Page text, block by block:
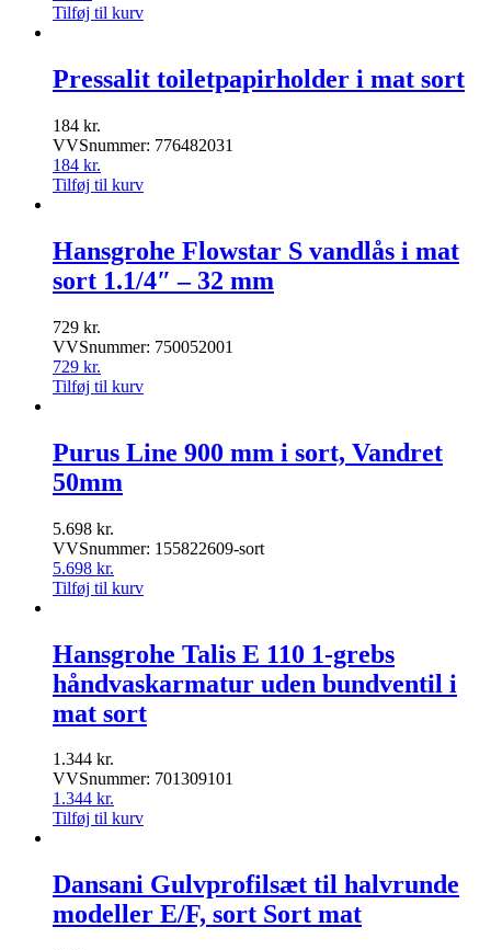
Tilføj til kurv
Pressalit toiletpapirholder i mat sort
184 kr.
VVSnummer: 776482031
184 kr.
Tilføj til kurv
Hansgrohe Flowstar S vandlås i mat
sort 1.1/4″ – 32 mm
729 kr.
VVSnummer: 750052001
729 kr.
Tilføj til kurv
Purus Line 900 mm i sort, Vandret
50mm
5.698 kr.
VVSnummer: 155822609-sort
5.698 kr.
Tilføj til kurv
Hansgrohe Talis E 110 1-grebs
håndvaskarmatur uden bundventil i
mat sort
1.344 kr.
VVSnummer: 701309101
1.344 kr.
Tilføj til kurv
Dansani Gulvprofilsæt til halvrunde
modeller E/F, sort Sort mat